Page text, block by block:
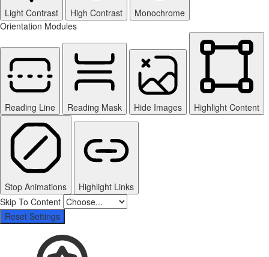
Light Contrast High Contrast
Monochrome
Orientation Modules
Reading Line Reading Mask Hide Images Highlight Content
Stop Animations
Highlight Links
Skip To Content
Reset Settings